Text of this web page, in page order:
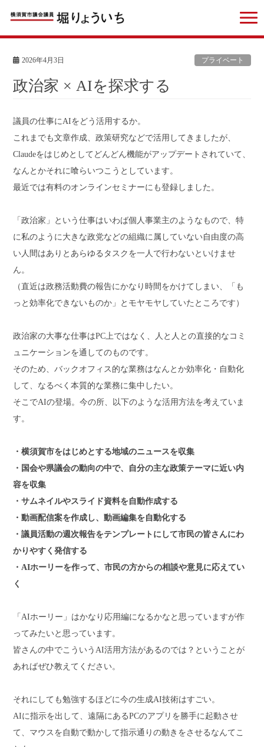
2026年4月3日 プライベート
政治家 × AIを探求する
議員の仕事にAIをどう活用するか。
これまでも文章作成、政策研究などで活用してきましたが、
Claudeをはじめとしてどんどん機能がアップデートされていて、
なんとかそれに喰らいつこうとしています。
最近では有料のオンラインセミナーにも登録しました。
「政治家」という仕事はいわば個人事業主のようなもので、特
に私のように大きな政党などの組織に属していない自由度の高
い人間はありとあらゆるタスクを一人で行わないといけませ
ん。
（直近は政務活動費の報告にかなり時間をかけてしまい、「も
っと効率化できないものか」とモヤモヤしていたところです）
政治家の大事な仕事はPC上ではなく、人と人との直接的なコミ
ュニケーションを通してのものです。
そのため、バックオフィス的な業務はなんとか効率化・自動化
して、なるべく本質的な業務に集中したい。
そこでAIの登場。今の所、以下のような活用方法を考えていま
す。
・横須賀市をはじめとする地域のニュースを収集
・国会や県議会の動向の中で、自分の主な政策テーマに近い内
容を収集
・サムネイルやスライド資料を自動作成する
・動画配信案を作成し、動画編集を自動化する
・議員活動の週次報告をテンプレートにして市民の皆さんにわ
かりやすく発信する
・AIホーリーを作って、市民の方からの相談や意見に応えてい
く
「AIホーリー」はかなり応用編になるかなと思っていますが作
ってみたいと思っています。
皆さんの中でこういうAI活用方法があるのでは？ということが
あればぜひ教えてください。
それにしても勉強するほどに今の生成AI技術はすごい。
AIに指示を出して、遠隔にあるPCのアプリを勝手に起動させ
て、マウスを自動で動かして指示通りの動きをさせるなんてこ